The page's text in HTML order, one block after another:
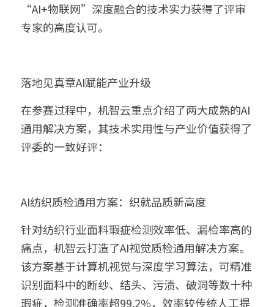
“AI+物联网”深度融合的技术实力获得了评审
专家的高度认可。
落地见真章AI赋能产业升级
在参赛过程中，机智云重点介绍了两大成熟的AI
通用解决方案，其技术实用性与产业价值获得了
评委的一致好评：
AI纺织质检通用方案：织就品质新高度
针对纺织行业面料瑕疵检测效率低、漏检率高的
痛点，机智云打造了AI视觉质检通用解决方案。
该方案基于计算机视觉与深度学习算法，可精准
识别面料中的断纱、结头、污渍、破洞等数十种
瑕疵，检测准确率超99.2%，效率较传统人工提